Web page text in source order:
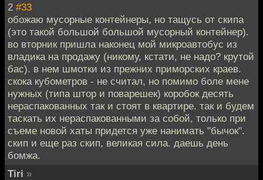
2 #33
обожаю мусорные контейнеры, но тащусь от скипа
(это такой большой большой мусорный контейнер).
во вторник пришла наконец мой микроавтобус из
владика на продажу (никому, кстати, не надо? крутой
бас). в нем шмотки из прежних приморских краев.
скока кубометров - не считал, но помимо боле мене
нужных (типа штор и поварешек) коробок десять
нераспакованных так и стоят в квартире. так и будем
таскать их нераспакованными за собой, только при
съеме новой хаты придется уже нанимать "бычок".
скип и еще раз скип, великая сила. даешь день
бомжа.
Tiri »